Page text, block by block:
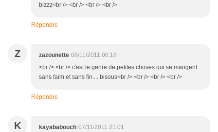
bizzz<br /> <br /> <br /> <br />
Répondre
Z zazounette 08/11/2011 06:18
<br /> <br /> c'est le genre de petites choses qui se mangent
sans faim et sans fin.... bisous<br /> <br /> <br /> <br />
Répondre
K kayababouch 07/11/2011 21:01